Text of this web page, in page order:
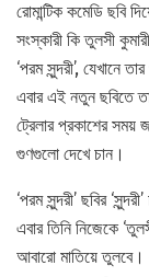
রোমান্টিক কমেডি ছবি
সংস্কারী কি তুলসী
‘পরম সুন্দরী’, যেখানে
এবার এই নতুন ছবিতে
ট্রেলার প্রকাশের সময়
গুণগুলো দেখে চান।
‘পরম সুন্দরী’ ছবির
এবার তিনি নিজেকে
আবারো মাতিয়ে তুলবে।